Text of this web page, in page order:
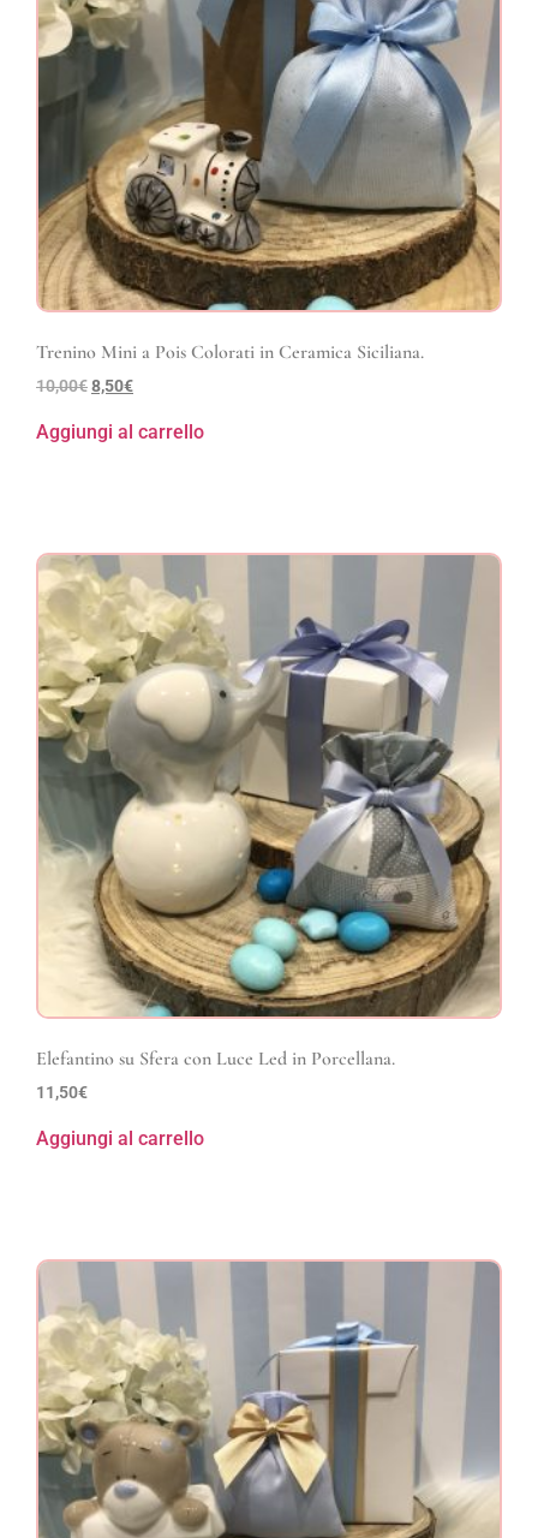
Trenino Mini a Pois Colorati in Ceramica Siciliana.
10,00€8,50€
Aggiungi al carrello
Elefantino su Sfera con Luce Led in Porcellana.
11,50€
Aggiungi al carrello